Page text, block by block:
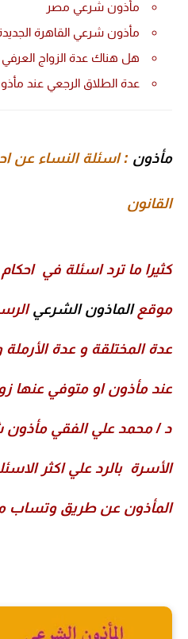
مأذون شرعي مصر
مأذون شرعي القاهرة
هل هناك عدة الزواج العرفي
عدة الطلاق الرجعي عند
مأذون :اسئلة النساء عن
القانون
كثيرا ما ترد اسئلة في
موقعالماذون الشرعي
عدة المختلقة و عدة
عند مأذون او متوفي عنها
د / محمد علي الفقي
الأسرة بالرد علي اكثر
المأذون عن طريق وتساب